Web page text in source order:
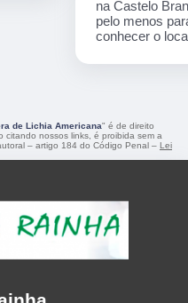
na Castelo
pelo menos
conhecer o
de Lichia Americana" é de direito
citando nossos links, é proibida sem a
– artigo 184 do Código Penal – Lei